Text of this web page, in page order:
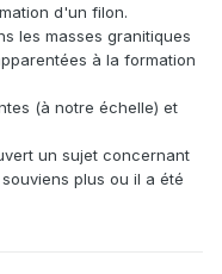
d'un filon.
les masses granitiques
à la formation
(à notre échelle) et
un sujet concernant
plus ou il a été